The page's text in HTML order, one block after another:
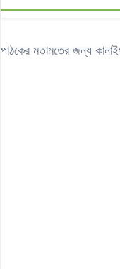
পাঠকের মতামতের জন্য